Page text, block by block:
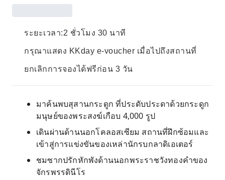
ระยะเวลา:2 ชั่วโมง 30 นาที
กรุณาแสดง KKday e-voucher เมื่อไปถึงสถานที่
ยกเลิกการจองได้ฟรีก่อน 3 วัน
มาค้นพบสุสานกระดูก ที่ประดับประดาด้วยกระดูก
มนุษย์ของพระสงฆ์เกือบ 4,000 รูป
เดินผ่านด้านนอกโคลอสเซียม สถานที่ฝึกซ้อมและ
เข้าสู่การแข่งขันของเหล่านักรบกลาดิเอเตอร์
ชมซากปรักหักพังด้านนอกพระราชวังทองคำของ
จักรพรรดินีโร